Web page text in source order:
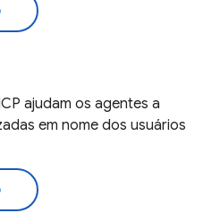
ajudam os agentes a
em nome dos usuários